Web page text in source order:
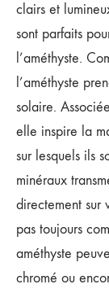
clairs et
sont parfaits
l’améthyste.
l’améthyste
solaire.
elle inspire la
sur lesquels ils
minéraux
directement sur
pas toujours
améthyste
chromé ou